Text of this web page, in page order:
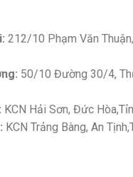
212/10 Phạm Văn
50/10 Đường 30/4,
KCN Hải Sơn, Đức
KCN Trảng Bàng, An